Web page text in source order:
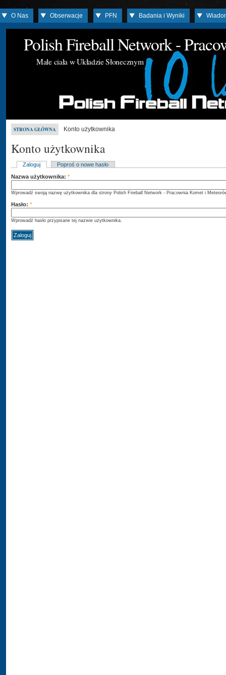
O Nas Obserwacje PFN Badania i Wyniki
Polish Fireball Network -
Małe ciała w Układzie Słonecznym
STRONA GŁÓWNA Konto użytkownika
Konto użytkownika
Zaloguj
Poproś o nowe hasło
Nazwa użytkownika: *
Wprowadź swoją nazwę użytkownika dla strony Polish Fireball Network - Pracownia Komet i
Hasło: *
Wprowadź hasło przypisane tej nazwie użytkownika.